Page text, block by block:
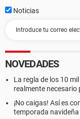
Noticias
NOVEDADES
La regla de los 10
realmente necesario
¡No caigas! Así es
temporada navideña